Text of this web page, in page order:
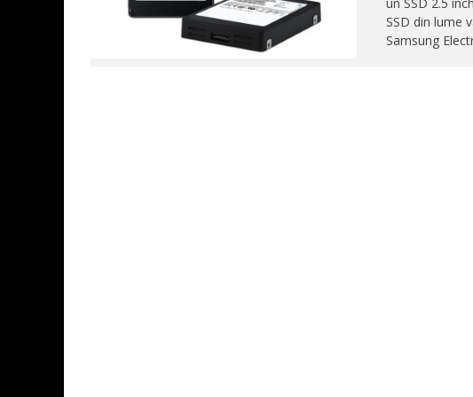
SSD din lume
Samsung